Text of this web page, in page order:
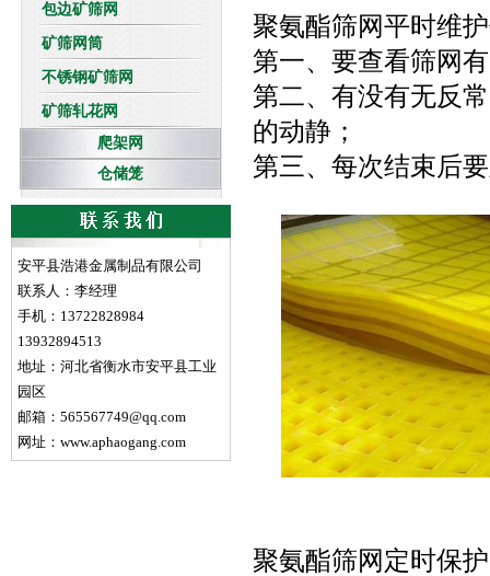
包边矿筛网
矿筛网筒
不锈钢矿筛网
矿筛轧花网
爬架网
仓储笼
安平县浩港金属制品有限公司
联系人：李经理
手机：13722828984
13932894513
地址：河北省衡水市安平县工业
园区
邮箱：565567749@qq.com
网址：www.aphaogang.com
聚氨酯筛网平时维
第一、要查看筛网
第二、有没有无反
的动静；
第三、每次结束后
聚氨酯筛网定时保